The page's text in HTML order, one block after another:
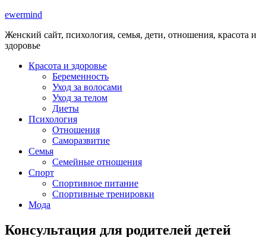
ewermind
Женский сайт, психология, семья, дети, отношения, красота и
здоровье
Красота и здоровье
Беременность
Уход за волосами
Уход за телом
Диеты
Психология
Отношения
Саморазвитие
Семья
Семейные отношения
Спорт
Спортивное питание
Спортивные тренировки
Мода
Консультация для родителей детей